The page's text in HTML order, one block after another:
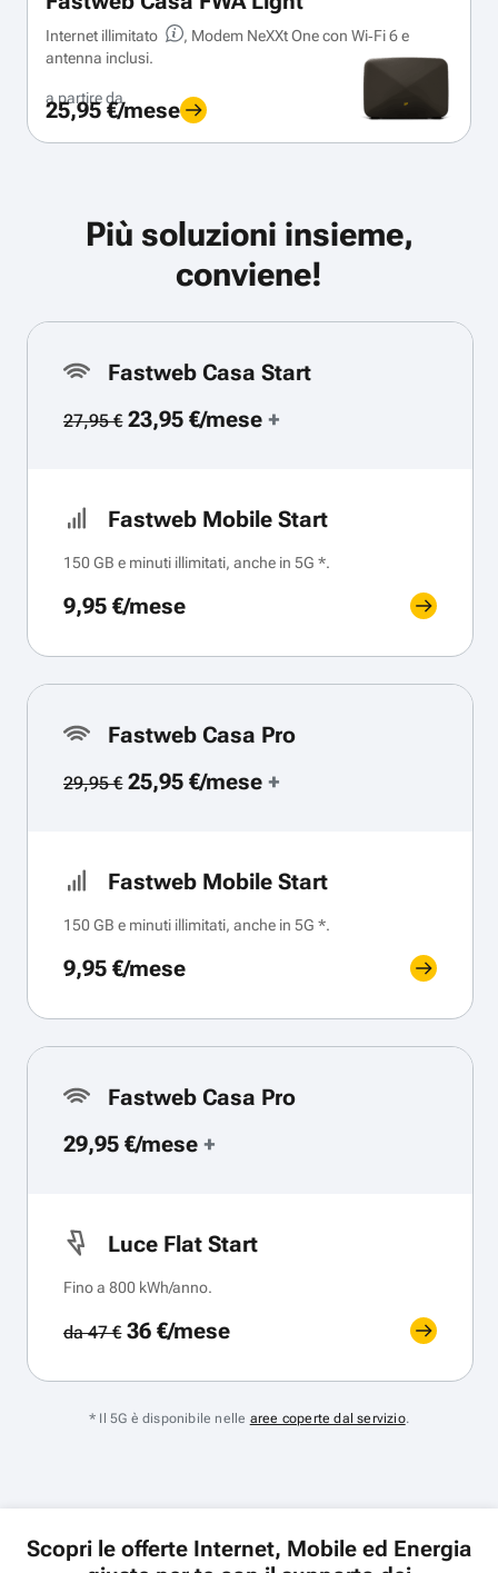
Internet illimitato
, Modem NeXXt One con Wi‑Fi 6 e
antenna inclusi.
a partire da
25,95 €/mese
Più soluzioni insieme,
conviene!
Fastweb Casa Start
27,95 €23,95 €/mese+
Fastweb Mobile Start
150 GB e minuti illimitati, anche in 5G *.
9,95 €/mese
Fastweb Casa Pro
29,95 €25,95 €/mese+
Fastweb Mobile Start
150 GB e minuti illimitati, anche in 5G *.
9,95 €/mese
Fastweb Casa Pro
29,95 €/mese +
Luce Flat Start
Fino a 800 kWh/anno.
da 47 €36 €/mese
* Il 5G è disponibile nelle aree coperte dal servizio.
Scopri le offerte Internet, Mobile ed Energia